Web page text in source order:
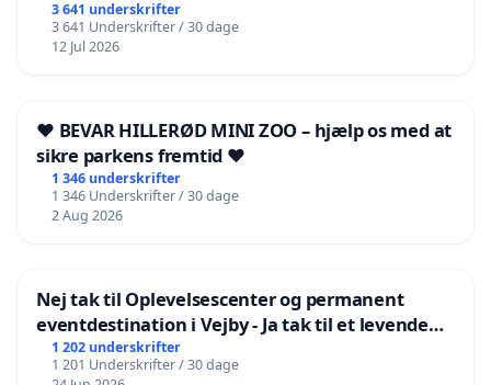
3 641 underskrifter
3 641 Underskrifter / 30 dage
12 Jul 2026
❤️ BEVAR HILLERØD MINI ZOO – hjælp os med at
sikre parkens fremtid ❤️
1 346 underskrifter
1 346 Underskrifter / 30 dage
2 Aug 2026
Nej tak til Oplevelsescenter og permanent
eventdestination i Vejby - Ja tak til et levende
lokalområde i balance
1 202 underskrifter
1 201 Underskrifter / 30 dage